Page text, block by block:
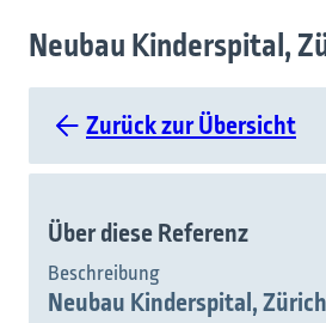
Neubau Kinderspital,
Zurück zur Übersicht
Über diese Referenz
Beschreibung
Neubau Kinderspital, Zürich